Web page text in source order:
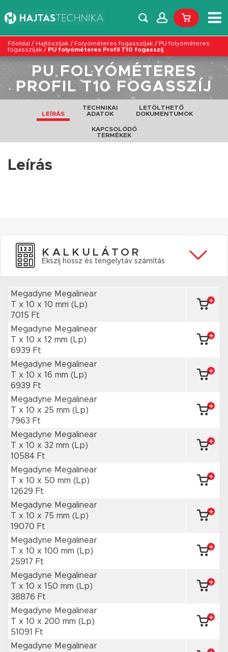
Főoldal / Hajtószíjak / Folyóméteres fogasszíjak / PU folyóméteres
fogasszíjak / PU folyóméteres Profil T10 fogasszíj
PU FOLYÓMÉTERES
PROFIL T10 FOGASSZÍJ
LEÍRÁS
TECHNIKAI
ADATOK
LETÖLTHETŐ
DOKUMENTUMOK
KAPCSOLÓDÓ
TERMÉKEK
Leírás
KALKULÁTOR
Ékszíj hossz és tengelytáv számítás
Megadyne Megalinear
T x 10 x 10 mm (Lp)
7015 Ft
Megadyne Megalinear
T x 10 x 12 mm (Lp)
6939 Ft
Megadyne Megalinear
T x 10 x 16 mm (Lp)
6939 Ft
Megadyne Megalinear
T x 10 x 25 mm (Lp)
7963 Ft
Megadyne Megalinear
T x 10 x 32 mm (Lp)
10584 Ft
Megadyne Megalinear
T x 10 x 50 mm (Lp)
12629 Ft
Megadyne Megalinear
T x 10 x 75 mm (Lp)
19070 Ft
Megadyne Megalinear
T x 10 x 100 mm (Lp)
25917 Ft
Megadyne Megalinear
T x 10 x 150 mm (Lp)
38876 Ft
Megadyne Megalinear
T x 10 x 200 mm (Lp)
51091 Ft
Megadyne Megalinear